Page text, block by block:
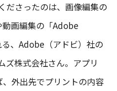
ださったのは、画像編集の
画編集の「Adobe
、Adobe（アドビ）社の
ズ株式会社さん。アプリ
、外出先でプリントの内容